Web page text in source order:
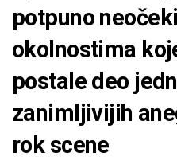
potpuno
okolnostima
postale deo
zanimljivijih
rok scene